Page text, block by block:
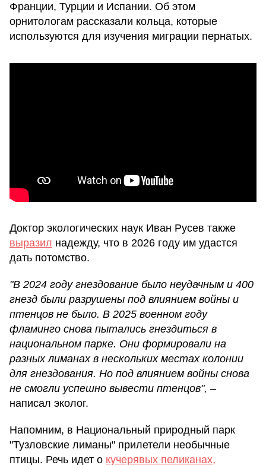
Франции, Турции и Испании. Об этом
орнитологам рассказали кольца, которые
используются для изучения миграции пернатых.
Доктор экологических наук Иван Русев также
выразил надежду, что в 2026 году им удастся
дать потомство.
"В 2024 году гнездование было неудачным и 400
гнезд были разрушены под влиянием войны и
птенцов не было. В 2025 военном году
фламинго снова пытались гнездиться в
национальном парке. Они формировали на
разных лиманах в нескольких местах колонии
для гнездования. Но под влиянием войны снова
не смогли успешно вывести птенцов", –
написал эколог.
Напомним, в Национальный природный парк
"Тузловские лиманы" прилетели необычные
птицы. Речь идет о кучерявых пеликанах,